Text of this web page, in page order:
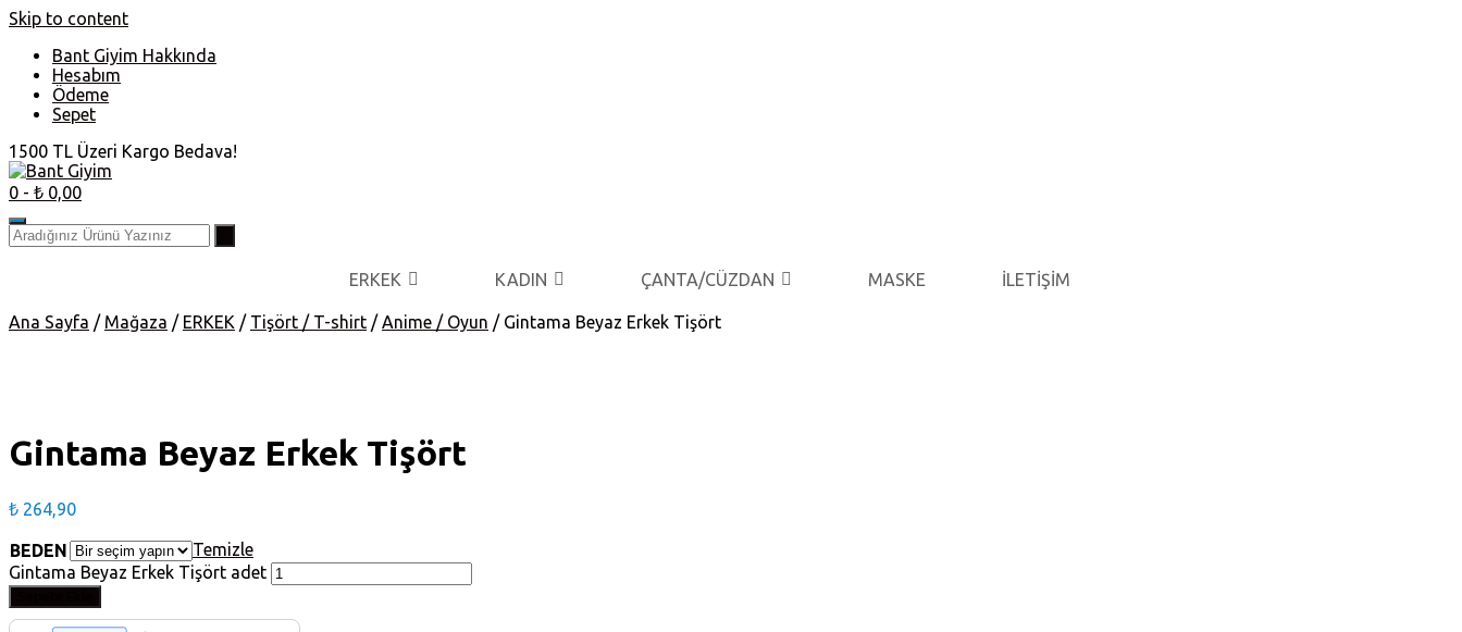
Skip to content
Bant Giyim Hakkında
Hesabım
Ödeme
Sepet
1500 TL Üzeri Kargo Bedava!
0 - ₺ 0,00
ERKEK KADIN ÇANTA/CÜZDAN MASKE İLETİŞİM
Ana Sayfa / Mağaza / ERKEK / Tişört / T-shirt /Anime / Oyun / Gintama Beyaz Erkek Tişört
Gintama Beyaz Erkek Tişört
₺ 264,90
BEDEN
Temizle
Gintama Beyaz Erkek Tişört adet